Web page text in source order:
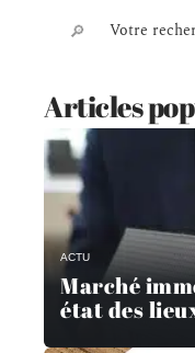
Articles
ACTU
Marché
état des